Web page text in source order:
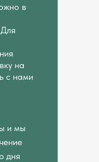
в
на
с нами
и мы
дня